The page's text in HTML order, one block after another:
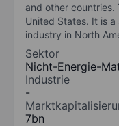
and other countries.
United States. It is
industry in North
Sektor
Nicht-Energie-
Industrie
-
7bn